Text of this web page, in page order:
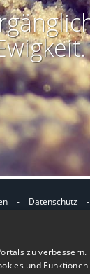
- Datenschutz -
erstellen
zu verbessern.
und Funktionen